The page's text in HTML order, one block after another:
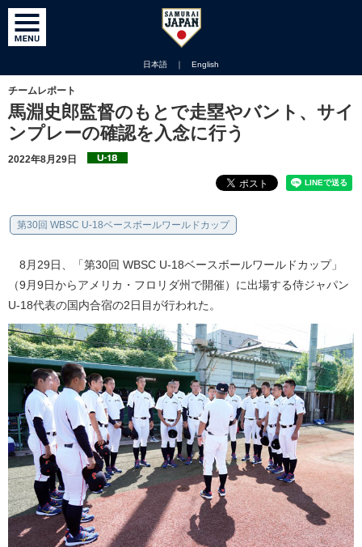
日本語 ｜ English
チームレポート
馬淵史郎監督のもとで走塁やバント、サイ
ンプレーの確認を入念に行う
2022年8月29日
第30回 WBSC U-18ベースボールワールドカップ
8月29日、「第30回 WBSC U-18ベースボールワールドカップ」
（9月9日からアメリカ・フロリダ州で開催）に出場する侍ジャパン
U-18代表の国内合宿の2日目が行われた。